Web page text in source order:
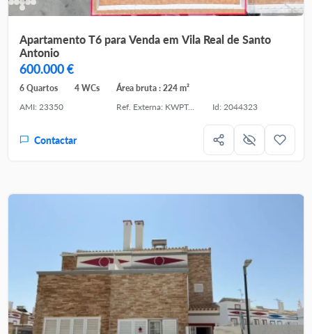
Apartamento T6 para Venda em Vila Real de Santo
Antonio
600.000 €
6 Quartos 4 WCs
Área bruta : 224 m²
AMI: 23350
Ref. Externa: KWPT-033924 Id: 2044323
Contactar